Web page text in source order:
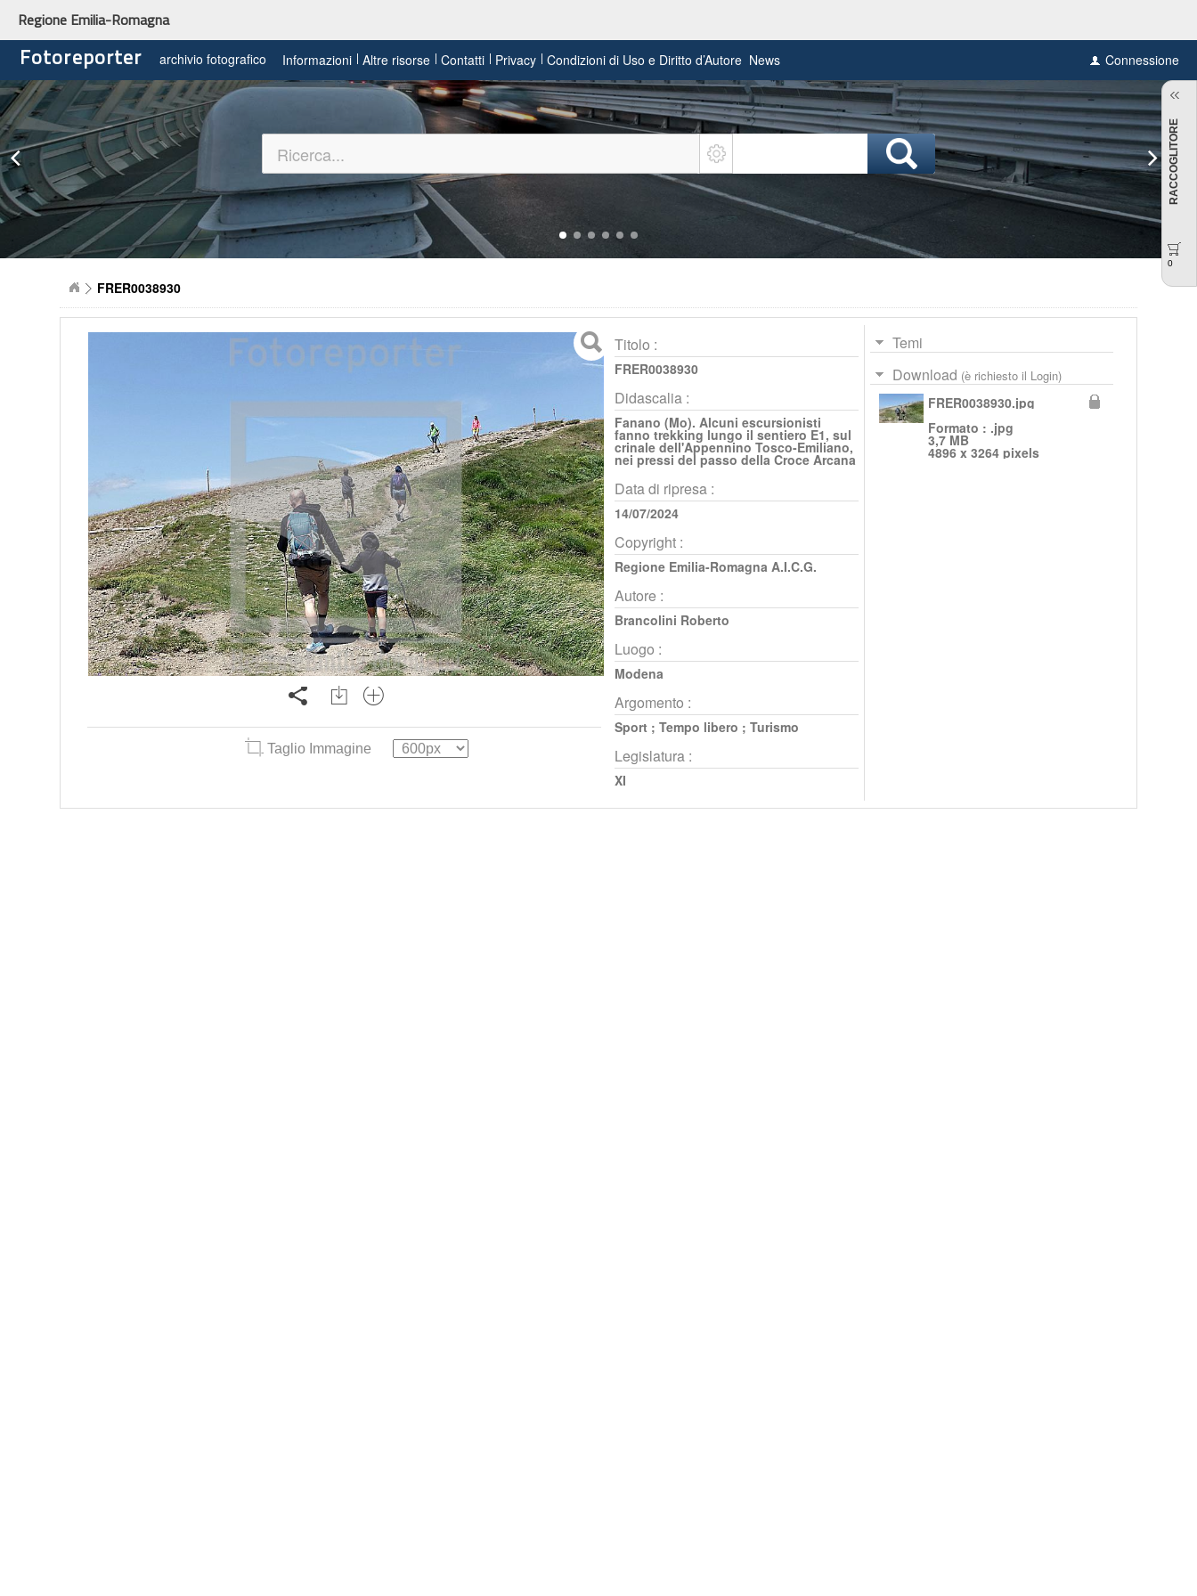
Regione Emilia-Romagna
Fotoreporter archivio fotografico Informazioni Altre risorse Contatti Privacy Condizioni di Uso e Diritto d’Autore News Connessione
FRER0038930
Taglio Immagine
Titolo :
FRER0038930
Didascalia :
Fanano (Mo). Alcuni escursionisti
fanno trekking lungo il sentiero E1, sul
crinale dell'Appennino Tosco-Emiliano,
nei pressi del passo della Croce Arcana
Data di ripresa :
14/07/2024
Copyright :
Regione Emilia-Romagna A.I.C.G.
Autore :
Brancolini Roberto
Luogo :
Modena
Argomento :
Sport; Tempo libero ; Turismo
Legislatura :
XI
Temi
Download (è richiesto il Login)
FRER0038930.jpg
Formato : .jpg
3,7 MB
4896 x 3264 pixels
RACCOGLITORE
0